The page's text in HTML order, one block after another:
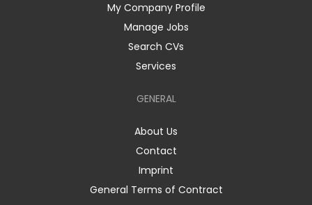
My Company Profile
Manage Jobs
Search CVs
Services
GENERAL
About Us
Contact
Imprint
General Terms of Contract